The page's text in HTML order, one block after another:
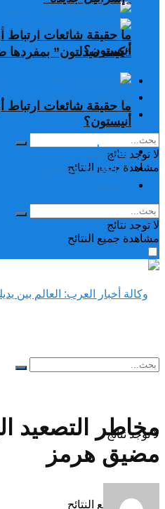
ما حقيقة شائعات ارتباط
أنيستون؟
تغريدات
دراسات وبحوث
رياضة
لا توجد نتائج
مشاهدة جميع النتائح
“كيت ميدلتون”
ما حقيقة شائعات ارتباط
أنيستون؟
تغريدات
دراسات وبحوث
لا توجد نتائج
مشاهدة جميع النتائح
لا توجد نتائج
مشاهدة جميع النتائح
مخاطر التصعيد
مضيق هرمز